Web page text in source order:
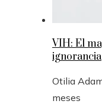
VIH: El
ignorancia
Otilia
meses